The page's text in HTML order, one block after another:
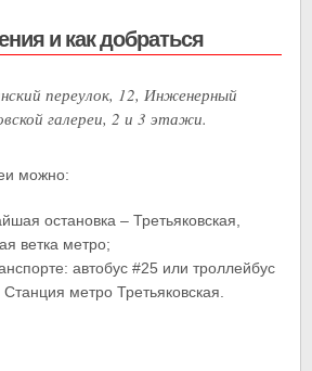
и как добраться
переулок, 12, Инженерный
галереи, 2 и 3 этажи.
можно:
остановка – Третьяковская,
ветка метро;
автобус #25 или троллейбус
метро Третьяковская.